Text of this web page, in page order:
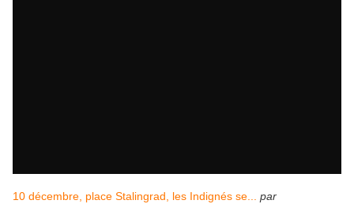
10 décembre, place Stalingrad, les Indignés se...
par